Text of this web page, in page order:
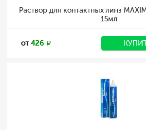
Раствор для контактных линз
15мл
от426